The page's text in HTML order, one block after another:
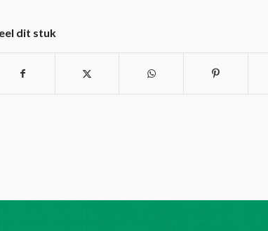
dit stuk